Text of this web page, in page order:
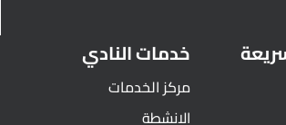
خدمات النادي
مركز الخدمات
الانشطة